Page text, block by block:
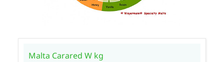
Malta Carared W kg